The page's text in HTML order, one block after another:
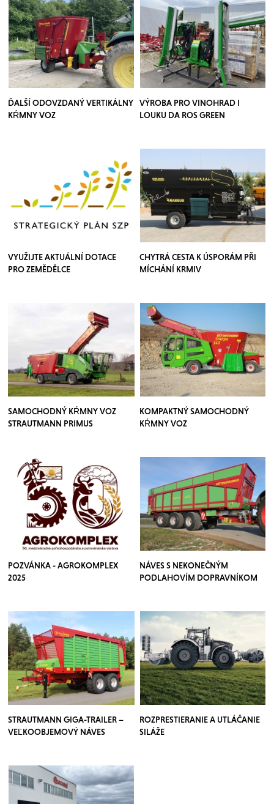
ĎALŠÍ ODOVZDANÝ VERTIKÁLNY
KŔMNY VOZ
VÝROBA PRO VINOHRAD I
LOUKU DA ROS GREEN
VYUŽIJTE AKTUÁLNÍ DOTACE
PRO ZEMĚDĚLCE
CHYTRÁ CESTA K ÚSPORÁM PŘI
MÍCHÁNÍ KRMIV
SAMOCHODNÝ KŔMNY VOZ
STRAUTMANN PRIMUS
KOMPAKTNÝ SAMOCHODNÝ
KŔMNY VOZ
POZVÁNKA - AGROKOMPLEX
2025
NÁVES S NEKONEČNÝM
PODLAHOVÍM DOPRAVNÍKOM
STRAUTMANN GIGA-TRAILER –
VEĽKOOBJEMOVÝ NÁVES
ROZPRESTIERANIE A UTLÁČANIE
SILÁŽE